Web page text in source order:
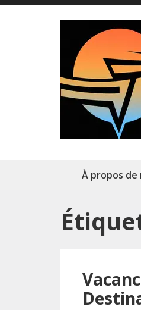
Aller
À propos de